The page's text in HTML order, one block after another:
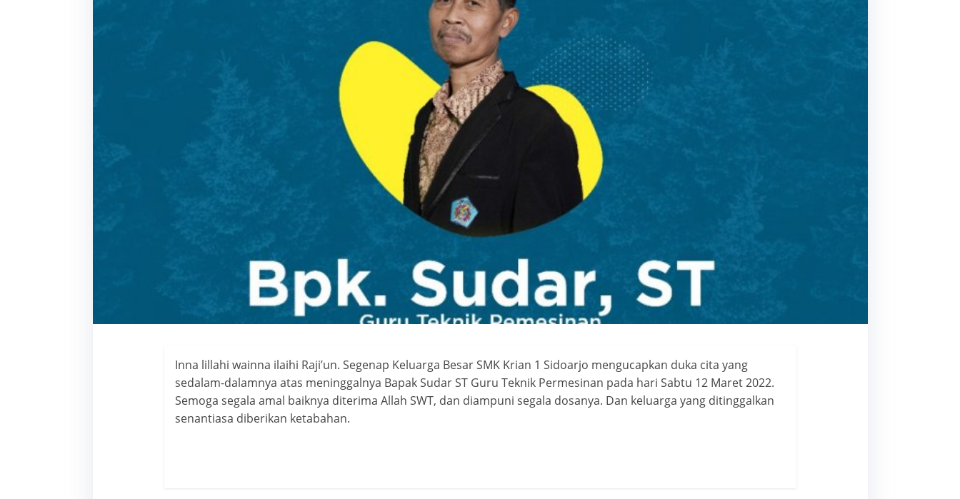
Inna lillahi wainna ilaihi Raji’un. Segenap Keluarga Besar SMK Krian 1 Sidoarjo mengucapkan duka cita yang
sedalam-dalamnya atas meninggalnya Bapak Sudar ST Guru Teknik Permesinan pada hari Sabtu 12 Maret 2022.
Semoga segala amal baiknya diterima Allah SWT, dan diampuni segala dosanya. Dan keluarga yang ditinggalkan
senantiasa diberikan ketabahan.